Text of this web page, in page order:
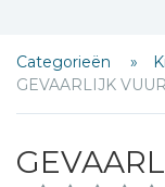
Categorieën
GEVAARLIJK